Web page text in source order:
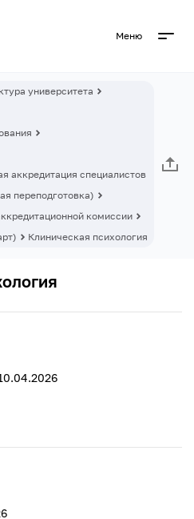
Меню
университета
аккредитация специалистов
переподготовка)
комиссии
Клиническая психология